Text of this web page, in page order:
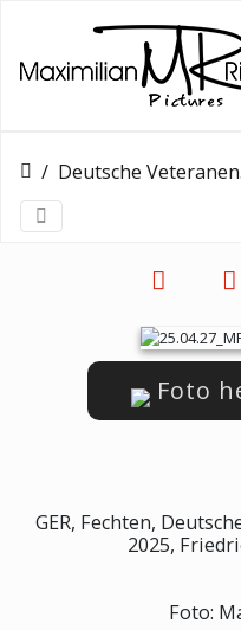
Deutsche Veteranen Meisterschaft - Tag 2
Foto
GER, Fechten,
2025,
Foto: